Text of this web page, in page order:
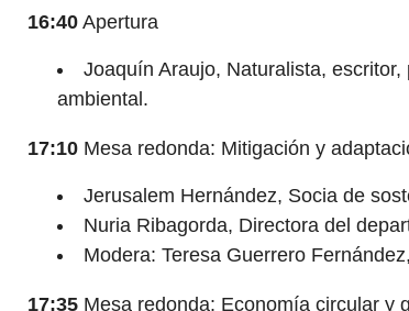
16:40 Apertura
Joaquín Araujo, Naturalista,
ambiental.
17:10 Mesa redonda: Mitigación y
Jerusalem Hernández, Socia de
Nuria Ribagorda, Directora del
Modera: Teresa Guerrero
17:35 Mesa redonda: Economía circular y